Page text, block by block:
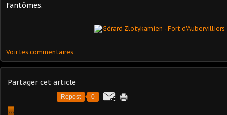
fantômes.
Voir les commentaires
Partager cet article
Repost 0
…